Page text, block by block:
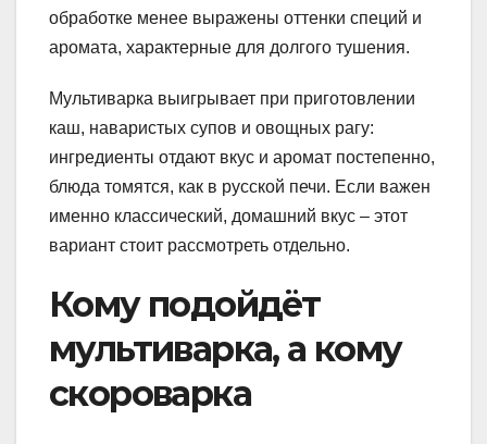
обработке менее выражены оттенки специй и
аромата, характерные для долгого тушения.
Мультиварка выигрывает при приготовлении
каш, наваристых супов и овощных рагу:
ингредиенты отдают вкус и аромат постепенно,
блюда томятся, как в русской печи. Если важен
именно классический, домашний вкус – этот
вариант стоит рассмотреть отдельно.
Кому подойдёт
мультиварка, а кому
скороварка